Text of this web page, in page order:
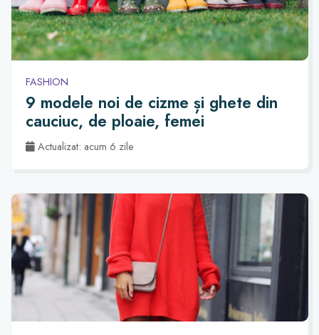
FASHION
9 modele noi de cizme și ghete din
cauciuc, de ploaie, femei
Actualizat: acum 6 zile